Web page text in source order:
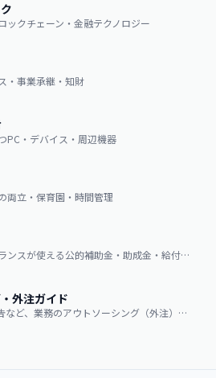
ックチェーン・金融テクノロジー
・事業承継・知財
PC・デバイス・周辺機器
両立・保育園・時間管理
個人事業主・フリーランスが使える公的補助金・助成金・給付金の申請ガイド
外注ガイド
SNS運用・経理・広告など、業務のアウトソーシング（外注）を検討する企業・個人向け。費用相場・依頼の流れ・失敗しない選び方